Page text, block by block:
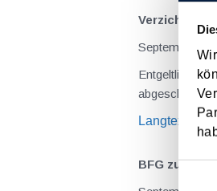
Verzicht auf
September
Entgeltliche
Langtext
BFG zu